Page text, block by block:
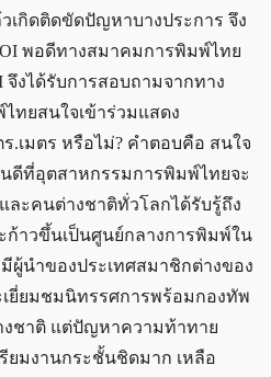
เกิดติดขัดปัญหาบางประการ จึง
พอดีทางสมาคมการพิมพ์ไทย
งได้รับการสอบถามจากทาง
ทยสนใจเข้าร่วมแสดง
.เมตร หรือไม่? คำตอบคือ สนใจ
นดีที่อุตสาหกรรมการพิมพ์ไทยจะ
ละคนต่างชาติทั่วโลกได้รับรู้ถึง
ก้าวขึ้นเป็นศูนย์กลางการพิมพ์ใน
ผู้นำของประเทศสมาชิกต่างของ
เยี่ยมชมนิทรรศการพร้อมกองทัพ
ชาติ แต่ปัญหาความท้าทาย
รียมงานกระชั้นชิดมาก เหลือ